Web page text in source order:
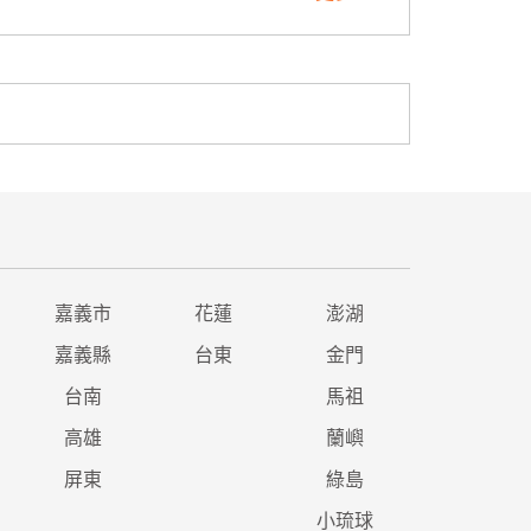
嘉義市 花蓮 澎湖
嘉義縣 台東 金門
台南 馬祖
高雄 蘭嶼
屏東 綠島
小琉球